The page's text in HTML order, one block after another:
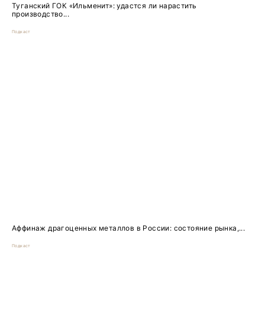
Туганский ГОК «Ильменит»: удастся ли нарастить
производство...
Подкаст
Аффинаж драгоценных металлов в России: состояние рынка,...
Подкаст